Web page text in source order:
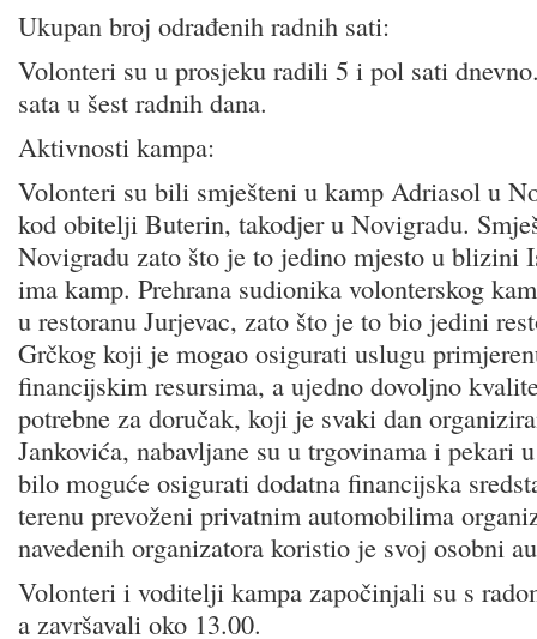
Ukupan broj odrađenih radnih sati:
Volonteri su u prosjeku radili 5 i pol sati
sata u šest radnih dana.
Aktivnosti kampa:
Volonteri su bili smješteni u kamp Adriasol u
kod obitelji Buterin, takodjer u Novigradu.
Novigradu zato što je to jedino mjesto u blizini
ima kamp. Prehrana sudionika volonterskog
u restoranu Jurjevac, zato što je to bio jedini
Grčkog koji je mogao osigurati uslugu
financijskim resursima, a ujedno dovoljno
potrebne za doručak, koji je svaki dan
Jankovića, nabavljane su u trgovinama i pekari
bilo moguće osigurati dodatna financijska
terenu prevoženi privatnim automobilima
navedenih organizatora koristio je svoj osobni
Volonteri i voditelji kampa započinjali su s
a završavali oko 13.00.